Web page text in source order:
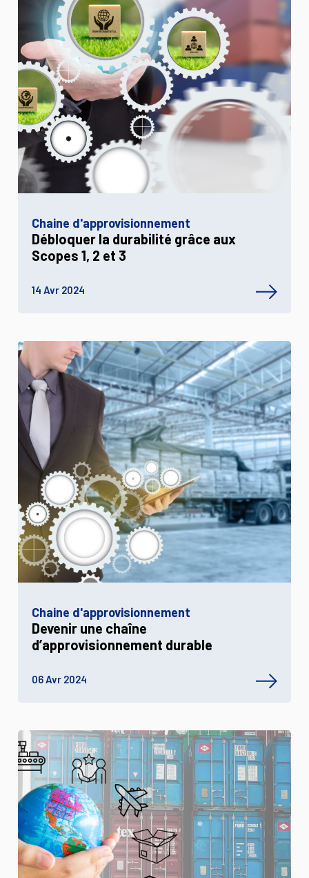
Chaine d'approvisionnement
Débloquer la durabilité grâce aux
Scopes 1, 2 et 3
14 Avr 2024
Chaine d'approvisionnement
Devenir une chaîne
d’approvisionnement durable
06 Avr 2024